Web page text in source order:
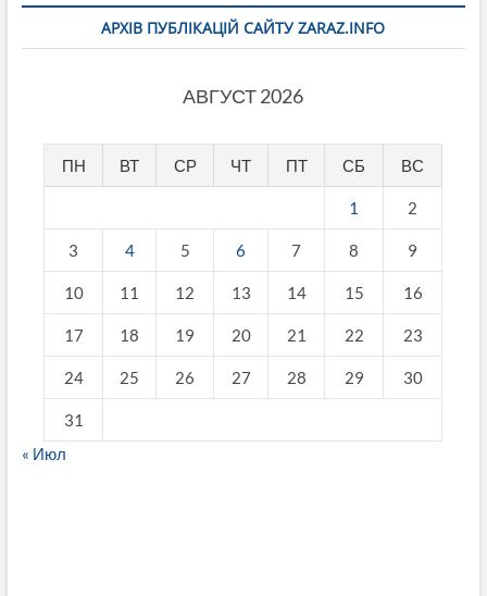
АРХІВ ПУБЛІКАЦІЙ САЙТУ ZARAZ.INFO
АВГУСТ 2026
ПН ВТ СР ЧТ ПТ СБ ВС
1 2
3 4 5 6 7 8 9
10 11 12 13 14 15 16
17 18 19 20 21 22 23
24 25 26 27 28 29 30
31
« Июл